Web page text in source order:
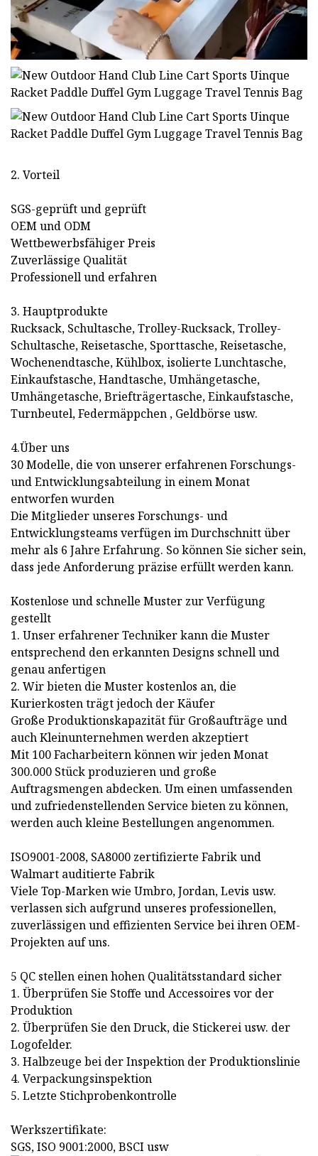
2. Vorteil
SGS-geprüft und geprüft
OEM und ODM
Wettbewerbsfähiger Preis
Zuverlässige Qualität
Professionell und erfahren
3. Hauptprodukte
Rucksack, Schultasche, Trolley-Rucksack, Trolley-
Schultasche, Reisetasche, Sporttasche, Reisetasche,
Wochenendtasche, Kühlbox, isolierte Lunchtasche,
Einkaufstasche, Handtasche, Umhängetasche,
Umhängetasche, Briefträgertasche, Einkaufstasche,
Turnbeutel, Federmäppchen , Geldbörse usw.
4.Über uns
30 Modelle, die von unserer erfahrenen Forschungs-
und Entwicklungsabteilung in einem Monat
entworfen wurden
Die Mitglieder unseres Forschungs- und
Entwicklungsteams verfügen im Durchschnitt über
mehr als 6 Jahre Erfahrung. So können Sie sicher sein,
dass jede Anforderung präzise erfüllt werden kann.
Kostenlose und schnelle Muster zur Verfügung
gestellt
1. Unser erfahrener Techniker kann die Muster
entsprechend den erkannten Designs schnell und
genau anfertigen
2. Wir bieten die Muster kostenlos an, die
Kurierkosten trägt jedoch der Käufer
Große Produktionskapazität für Großaufträge und
auch Kleinunternehmen werden akzeptiert
Mit 100 Facharbeitern können wir jeden Monat
300.000 Stück produzieren und große
Auftragsmengen abdecken. Um einen umfassenden
und zufriedenstellenden Service bieten zu können,
werden auch kleine Bestellungen angenommen.
ISO9001-2008, SA8000 zertifizierte Fabrik und
Walmart auditierte Fabrik
Viele Top-Marken wie Umbro, Jordan, Levis usw.
verlassen sich aufgrund unseres professionellen,
zuverlässigen und effizienten Service bei ihren OEM-
Projekten auf uns.
5 QC stellen einen hohen Qualitätsstandard sicher
1. Überprüfen Sie Stoffe und Accessoires vor der
Produktion
2. Überprüfen Sie den Druck, die Stickerei usw. der
Logofelder.
3. Halbzeuge bei der Inspektion der Produktionslinie
4. Verpackungsinspektion
5. Letzte Stichprobenkontrolle
Werkszertifikate:
SGS, ISO 9001:2000, BSCI usw